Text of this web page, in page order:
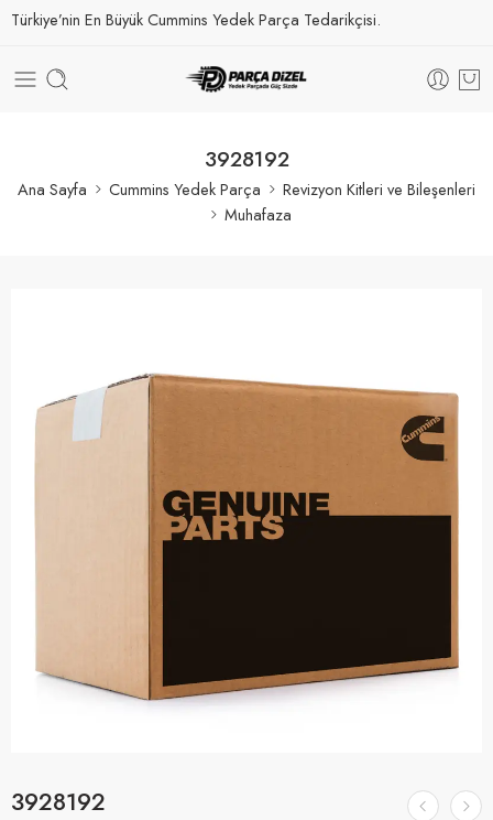
Türkiye’nin En Büyük Cummins Yedek Parça Tedarikçisi.
3928192
Ana Sayfa Cummins Yedek Parça
Revizyon Kitleri ve Bileşenleri
Muhafaza
3928192